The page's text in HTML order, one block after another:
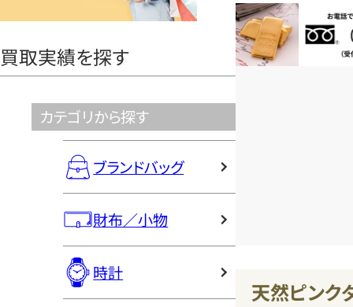
買取実績を探す
カテゴリから探す
ブランドバッグ
財布／小物
時計
お電話問い
天然ピンク